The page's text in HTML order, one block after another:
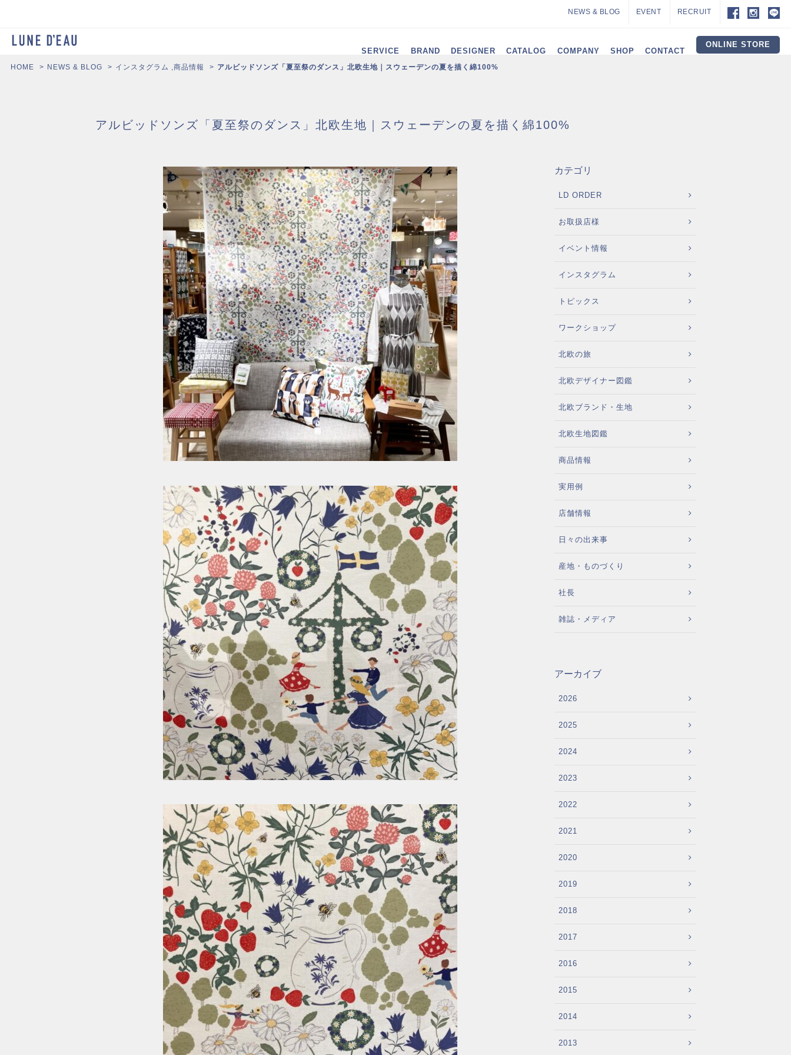
NEWS & BLOG EVENT RECRUIT
SERVICE BRAND DESIGNER CATALOG COMPANY SHOP CONTACT
ONLINE STORE
HOME NEWS & BLOG インスタグラム ,商品情報 アルビッドソンズ「夏至祭のダンス」北欧生地｜スウェーデンの夏を描く綿100%
アルビッドソンズ「夏至祭のダンス」北欧生地｜スウェーデンの夏を描く綿100%
カテゴリ
LD ORDER
お取扱店様
イベント情報
インスタグラム
トピックス
ワークショップ
北欧の旅
北欧デザイナー図鑑
北欧ブランド・生地
北欧生地図鑑
商品情報
実用例
店舗情報
日々の出来事
産地・ものづくり
社長
雑誌・メディア
アーカイブ
2026
2025
2024
2023
2022
2021
2020
2019
2018
2017
2016
2015
2014
2013